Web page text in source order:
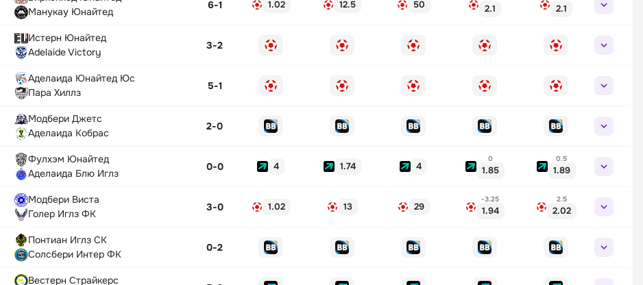
Манукау Юнайтед
6-1 1.02 12.5 50 2.1 2.1
Истерн Юнайтед
Adelaide Victory
3-2
Аделаида Юнайтед Юс
Пара Хиллз
5-1
Модбери Джетс
Аделаида Кобрас
2-0
Фулхэм Юнайтед
Аделаида Блю Иглз
0-0 4 1.74 4
0
1.85
0.5
1.89
Модбери Виста
Голер Иглз ФК
3-0 1.02 13 29
-3.25
1.94
2.5
2.02
Понтиан Иглз СК
Солсбери Интер ФК
0-2
Вестерн Страйкерс